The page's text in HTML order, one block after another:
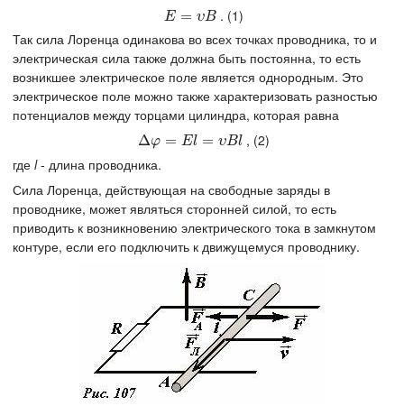
E = υB
E= υB
. (1)
Так сила Лоренца одинакова во всех точках проводника, то и
электрическая сила также должна быть постоянна, то есть
возникшее электрическое поле является однородным. Это
электрическое поле можно также характеризовать разностью
потенциалов между торцами цилиндра, которая равна
Δφ = El = υBl
Δφ= El =υB
, (2)
где l- длина проводника.
Сила Лоренца, действующая на свободные заряды в
проводнике, может являться сторонней силой, то есть
приводить к возникновению электрического тока в замкнутом
контуре, если его подключить к движущемуся проводнику.